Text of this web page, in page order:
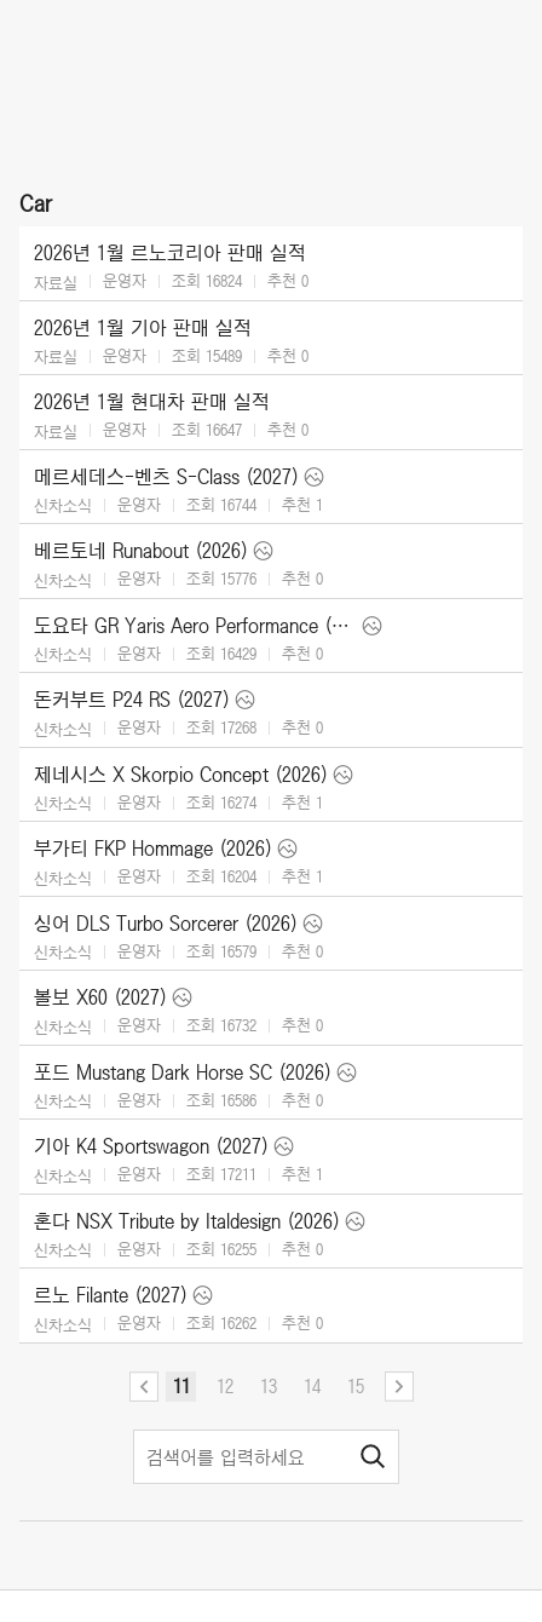
Car
2026년 1월 르노코리아 판매 실적
자료실 운영자 조회 16824 추천 0
2026년 1월 기아 판매 실적
자료실 운영자 조회 15489 추천 0
2026년 1월 현대차 판매 실적
자료실 운영자 조회 16647 추천 0
메르세데스-벤츠 S-Class (2027)
신차소식 운영자 조회 16744 추천 1
베르토네 Runabout (2026)
신차소식 운영자 조회 15776 추천 0
도요타 GR Yaris Aero Performance (2026)
신차소식 운영자 조회 16429 추천 0
돈커부트 P24 RS (2027)
신차소식 운영자 조회 17268 추천 0
제네시스 X Skorpio Concept (2026)
신차소식 운영자 조회 16274 추천 1
부가티 FKP Hommage (2026)
신차소식 운영자 조회 16204 추천 1
싱어 DLS Turbo Sorcerer (2026)
신차소식 운영자 조회 16579 추천 0
볼보 X60 (2027)
신차소식 운영자 조회 16732 추천 0
포드 Mustang Dark Horse SC (2026)
신차소식 운영자 조회 16586 추천 0
기아 K4 Sportswagon (2027)
신차소식 운영자 조회 17211 추천 1
혼다 NSX Tribute by Italdesign (2026)
신차소식 운영자 조회 16255 추천 0
르노 Filante (2027)
신차소식 운영자 조회 16262 추천 0
11 12 13 14 15